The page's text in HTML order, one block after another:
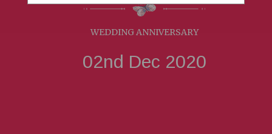
WEDDING ANNIVERSARY
02nd Dec 2020